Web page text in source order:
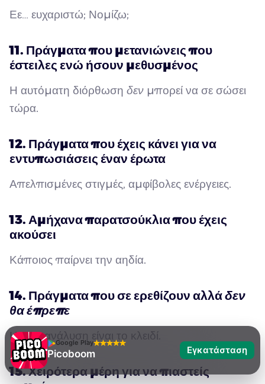
Εε… ευχαριστώ; Νομίζω;
11. Πράγματα που μετανιώνεις που
έστειλες ενώ ήσουν μεθυσμένος
Η αυτόματη διόρθωση δεν μπορεί να σε σώσει
τώρα.
12. Πράγματα που έχεις κάνει για να
εντυπωσιάσεις έναν έρωτα
Απελπισμένες στιγμές, αμφίβολες ενέργειες.
13. Αμήχανα παρατσούκλια που έχεις
ακούσει
Κάποιος παίρνει την αηδία.
14. Πράγματα που σε ερεθίζουν αλλάδεν
θα έπρεπε
Η αυτοανάλυση είναι το κλειδί.
15. Χειρότερα μέρη για να πιαστείς
Google Play
Picoboom Εγκατάσταση